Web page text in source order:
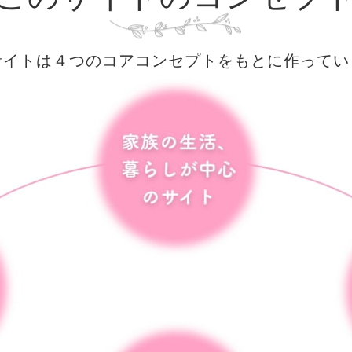
トは４つのコアコンセプトを もとに作って